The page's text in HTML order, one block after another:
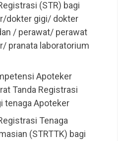
(STR) bagi
dokter gigi/ dokter
/ perawat/ perawat
pranata laboratorium
Apoteker
Tanda Registrasi
tenaga Apoteker
Tenaga
(STRTTK) bagi